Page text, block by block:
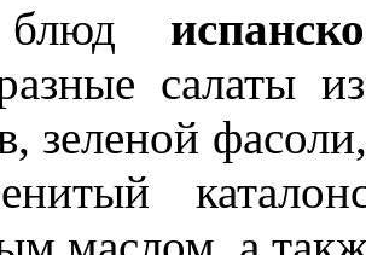
блюд
салаты
зеленой